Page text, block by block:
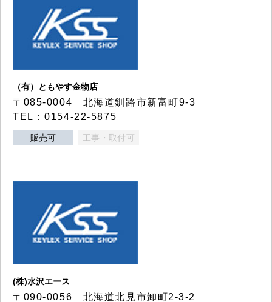
（有）ともやす金物店
〒085-0004 北海道釧路市新富町9-3
TEL：0154-22-5875
販売可 工事・取付可
(株)水沢エース
〒090-0056 北海道北見市卸町2-3-2